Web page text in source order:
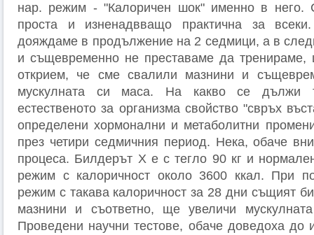
нар. режим - "Калоричен шок" именно в него.
проста и изненадвващо практична за
дояждаме в продължение на 2 седмици, а в
и същевременно не преставаме да
открием, че сме свалили мазнини и
мускулната си маса. На какво се дължи
естественото за организма свойство "свръх
определени хормонални и метаболитни
през четири седмичния период. Нека, обаче
процеса. Билдерът Х е с тегло 90 кг и
режим с калоричност около 3600 ккал. При
режим с такава калоричност за 28 дни същият
мазнини и съответно, ще увеличи
Проведени научни тестове, обаче доведоха до